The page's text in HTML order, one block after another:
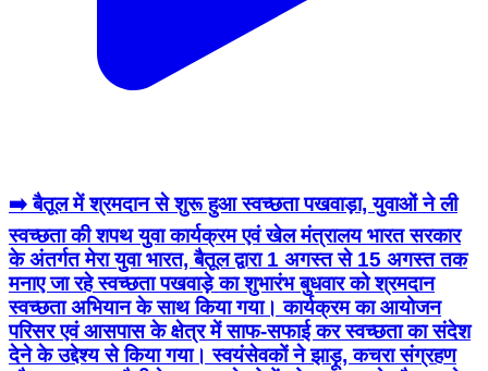
➡️ बैतूल में श्रमदान से शुरू हुआ स्वच्छता पखवाड़ा, युवाओं ने ली
स्वच्छता की शपथ युवा कार्यक्रम एवं खेल मंत्रालय भारत सरकार
के अंतर्गत मेरा युवा भारत, बैतूल द्वारा 1 अगस्त से 15 अगस्त तक
मनाए जा रहे स्वच्छता पखवाड़े का शुभारंभ बुधवार को श्रमदान
स्वच्छता अभियान के साथ किया गया। कार्यक्रम का आयोजन
परिसर एवं आसपास के क्षेत्र में साफ-सफाई कर स्वच्छता का संदेश
देने के उद्देश्य से किया गया। स्वयंसेवकों ने झाड़ू, कचरा संग्रहण